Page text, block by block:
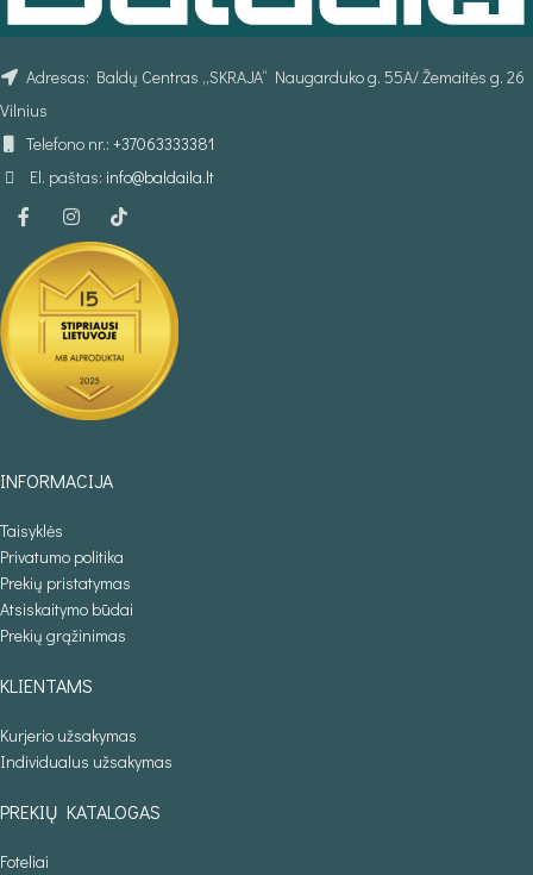
Adresas: Baldų Centras „SKRAJA“ Naugarduko g. 55A/ Žemaitės g. 26
Vilnius
Telefono nr.: +37063333381
El. paštas: info@baldaila.lt
INFORMACIJA
Taisyklės
Privatumo politika
Prekių pristatymas
Atsiskaitymo būdai
Prekių grąžinimas
KLIENTAMS
Kurjerio užsakymas
Individualus užsakymas
PREKIŲ KATALOGAS
Foteliai